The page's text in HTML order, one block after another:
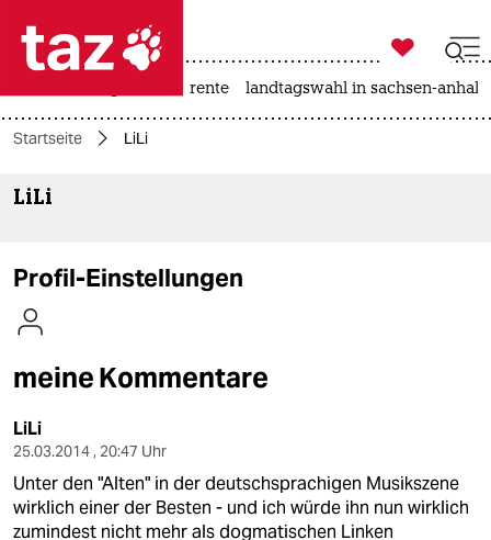

themen
kultur
sport
berlin

taz zahl ich
rente landtagswahl in sachsen-anhalt
Startseite LiLi
LiLi
Profil-Einstellungen
meine Kommentare
LiLi
25.03.2014 , 20:47 Uhr
Unter den "Alten" in der deutschsprachigen Musikszene
wirklich einer der Besten - und ich würde ihn nun wirklich
zumindest nicht mehr als dogmatischen Linken